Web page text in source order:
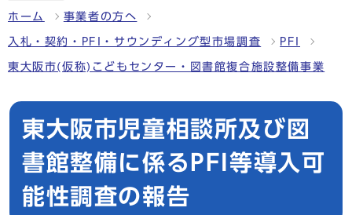
ホーム 事業者の方へ
入札・契約・PFI・サウンディング型市場調査 PFI
東大阪市(仮称)こどもセンター・図書館複合施設整備事業
東大阪市児童相談所及び図
書館整備に係るPFI等導入可
能性調査の報告